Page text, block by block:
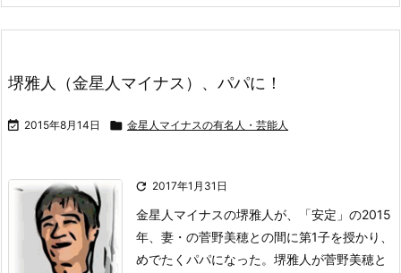
堺雅人（金星人マイナス）、パパに！
 2015年8月14日  金星人マイナスの有名人・芸能人
 2017年1月31日
金星人マイナスの堺雅人が、「安定」の2015
年、妻・の菅野美穂との間に第1子を授かり、
めでたくパパになった。 堺雅人が菅野美穂と